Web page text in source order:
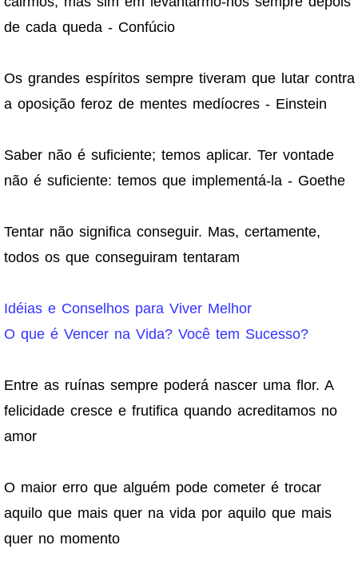
de cada queda - Confúcio
Os grandes espíritos sempre tiveram que lutar contra
a oposição feroz de mentes medíocres - Einstein
Saber não é suficiente; temos aplicar. Ter vontade
não é suficiente: temos que implementá-la - Goethe
Tentar não significa conseguir. Mas, certamente,
todos os que conseguiram tentaram
Idéias e Conselhos para Viver Melhor
O que é Vencer na Vida? Você tem Sucesso?
Entre as ruínas sempre poderá nascer uma flor. A
felicidade cresce e frutifica quando acreditamos no
amor
O maior erro que alguém pode cometer é trocar
aquilo que mais quer na vida por aquilo que mais
quer no momento